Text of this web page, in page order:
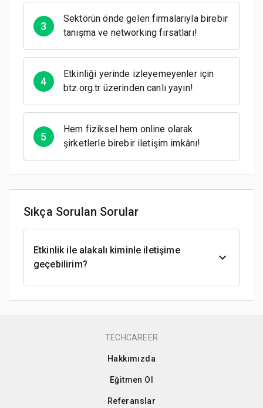
3
Sektörün önde gelen firmalarıyla birebir
tanışma ve networking fırsatları!
4
Etkinliği yerinde izleyemeyenler için
btz.org.tr üzerinden canlı yayın!
5
Hem fiziksel hem online olarak
şirketlerle birebir iletişim imkânı!
Sıkça Sorulan Sorular
Etkinlik ile alakalı kiminle iletişime
geçebilirim?
TECHCAREER
Hakkımızda
Eğitmen Ol
Referanslar